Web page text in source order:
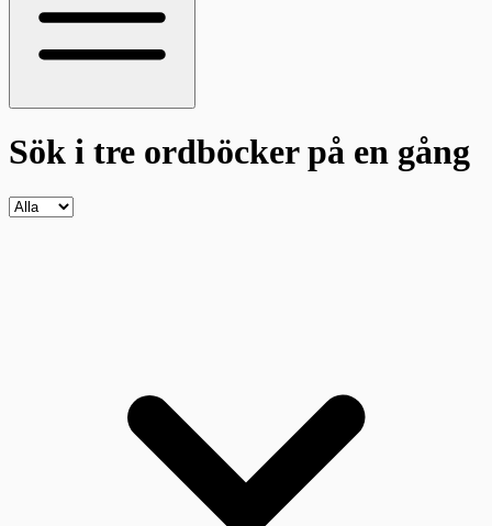
Sök i tre ordböckerpå en gång